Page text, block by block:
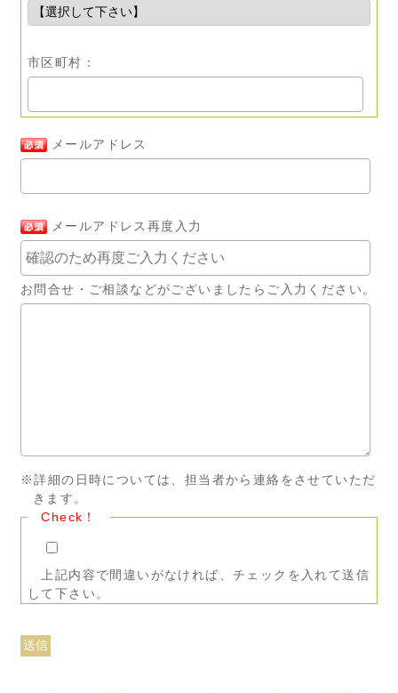
市区町村：
メールアドレス
メールアドレス再度入力
お問合せ・ご相談などがございましたらご入力ください。
※詳細の日時については、担当者から連絡をさせていただ
きます。
Check！
上記内容で間違いがなければ、チェックを入れて送信
して下さい。